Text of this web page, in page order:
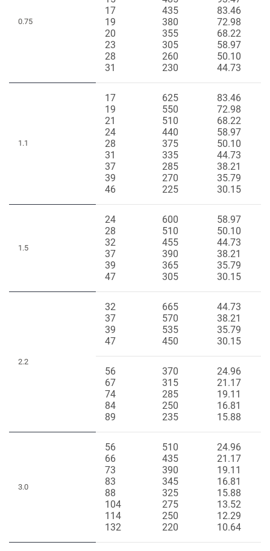
0.75
17
19
20
23
28
31
435
380
355
305
260
230
83.46
72.98
68.22
58.97
50.10
44.73
1.1
17
19
21
24
28
31
37
39
46
625
550
510
440
375
335
285
270
225
83.46
72.98
68.22
58.97
50.10
44.73
38.21
35.79
30.15
1.5
24
28
32
37
39
47
600
510
455
390
365
305
58.97
50.10
44.73
38.21
35.79
30.15
2.2
32
37
39
47
665
570
535
450
44.73
38.21
35.79
30.15
56
67
74
84
89
370
315
285
250
235
24.96
21.17
19.11
16.81
15.88
3.0
56
66
73
83
88
104
114
132
510
435
390
345
325
275
250
220
24.96
21.17
19.11
16.81
15.88
13.52
12.29
10.64